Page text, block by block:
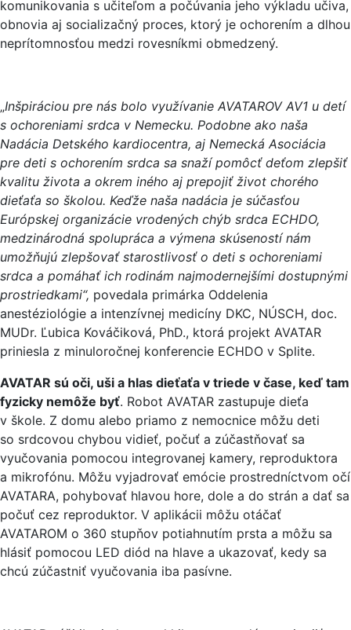
komunikovania s učiteľom a počúvania jeho výkladu učiva,
obnovia aj socializačný proces, ktorý je ochorením a dlhou
neprítomnosťou medzi rovesníkmi obmedzený.
„Inšpiráciou pre nás bolo využívanie AVATAROV AV1 u detí
s ochoreniami srdca v Nemecku. Podobne ako naša
Nadácia Detského kardiocentra, aj Nemecká Asociácia
pre deti s ochorením srdca sa snaží pomôcť deťom zlepšiť
kvalitu života a okrem iného aj prepojiť život chorého
dieťaťa so školou. Keďže naša nadácia je súčasťou
Európskej organizácie vrodených chýb srdca ECHDO,
medzinárodná spolupráca a výmena skúseností nám
umožňujú zlepšovať starostlivosť o deti s ochoreniami
srdca a pomáhať ich rodinám najmodernejšími dostupnými
prostriedkami“, povedala primárka Oddelenia
anestéziológie a intenzívnej medicíny DKC, NÚSCH, doc.
MUDr. Ľubica Kováčiková, PhD., ktorá projekt AVATAR
priniesla z minuloročnej konferencie ECHDO v Splite.
AVATAR sú oči, uši a hlas dieťaťa v triede v čase, keď tam
fyzicky nemôže byť. Robot AVATAR zastupuje dieťa
v škole. Z domu alebo priamo z nemocnice môžu deti
so srdcovou chybou vidieť, počuť a zúčastňovať sa
vyučovania pomocou integrovanej kamery, reproduktora
a mikrofónu. Môžu vyjadrovať emócie prostredníctvom očí
AVATARA, pohybovať hlavou hore, dole a do strán a dať sa
počuť cez reproduktor. V aplikácii môžu otáčať
AVATAROM o 360 stupňov potiahnutím prsta a môžu sa
hlásiť pomocou LED diód na hlave a ukazovať, kedy sa
chcú zúčastniť vyučovania iba pasívne.